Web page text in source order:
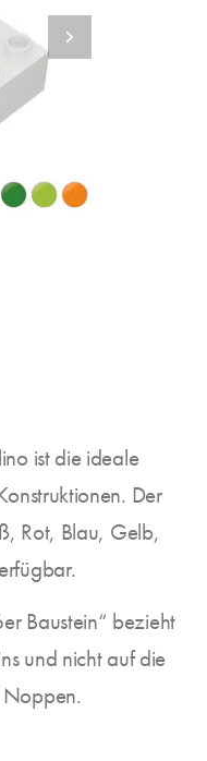
ist die ideale
Der
Rot, Blau, Gelb,
Baustein“ bezieht
und nicht auf die